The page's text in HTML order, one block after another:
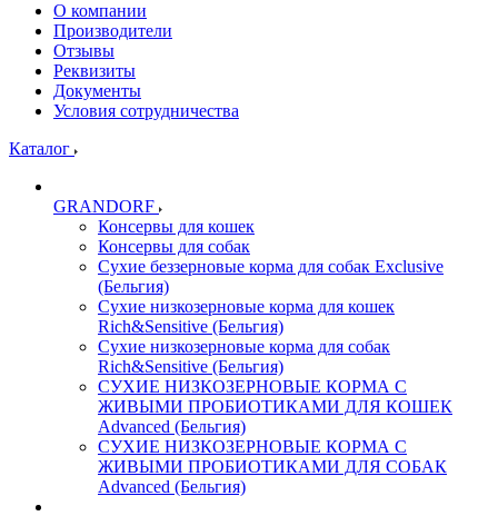
О компании
Производители
Отзывы
Реквизиты
Документы
Условия сотрудничества
Каталог
GRANDORF
Консервы для кошек
Консервы для собак
Сухие беззерновые корма для собак Exclusive
(Бельгия)
Сухие низкозерновые корма для кошек
Rich&Sensitive (Бельгия)
Сухие низкозерновые корма для собак
Rich&Sensitive (Бельгия)
СУХИЕ НИЗКОЗЕРНОВЫЕ КОРМА С
ЖИВЫМИ ПРОБИОТИКАМИ ДЛЯ КОШЕК
Advanced (Бельгия)
СУХИЕ НИЗКОЗЕРНОВЫЕ КОРМА С
ЖИВЫМИ ПРОБИОТИКАМИ ДЛЯ СОБАК
Advanced (Бельгия)